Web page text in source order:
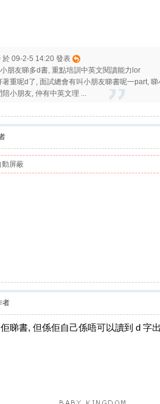
於 09-2-5 14:20 發表
朋友睇多d書, 重點培訓中英文閱讀能力lor
重呢d了, 面試總會有叫小朋友睇書呢一part,
小朋友, 仲有中英文理 ...
動屏蔽
者
睇書, 但係佢自己係唔可以讀到 d 字